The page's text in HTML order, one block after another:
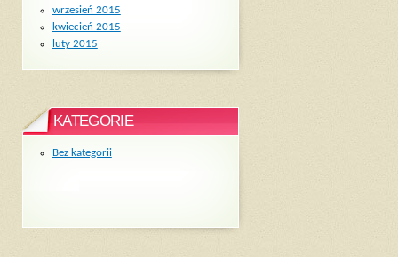
wrzesień 2015
kwiecień 2015
luty 2015
KATEGORIE
Bez kategorii